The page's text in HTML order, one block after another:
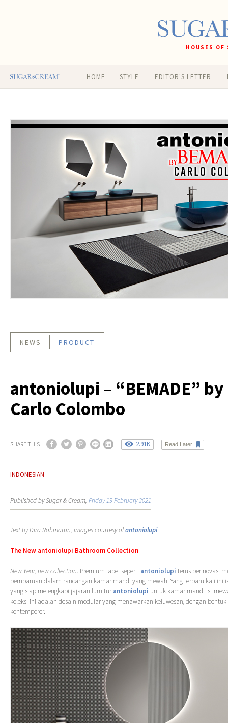
HOUSES
HOME STYLE EDITOR'S LETTER
NEWS PRODUCT
antoniolupi – “BEMADE” by
Carlo Colombo
SHARE THIS 2.91K Read Later
INDONESIAN
Published by Sugar & Cream, Friday 19 February 2021
Text by Dira Rohmatun, images courtesy ofantoniolupi
The New antoniolupi Bathroom Collection
New Year, new collection. Premium label seperti antoniolupi terus berinovasi
pembaruan dalam rancangan kamar mandi yang mewah. Yang terbaru kali ini
yang siap melengkapi jajaran furnitur antoniolupi untuk kamar mandi
koleksi ini adalah desain modular yang menawarkan keluwesan, dengan
kontemporer.